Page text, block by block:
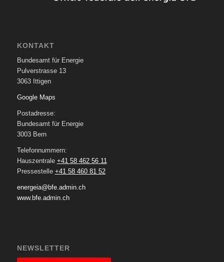
KONTAKT
Bundesamt für Energie
Pulverstrasse 13
3063 Ittigen
Google Maps
Postadresse:
Bundesamt für Energie
3003 Bern
Telefonnummern:
Hauszentrale +41 58 462 56 11
Pressestelle +41 58 460 81 52
energeia@bfe.admin.ch
www.bfe.admin.ch
NEWSLETTER